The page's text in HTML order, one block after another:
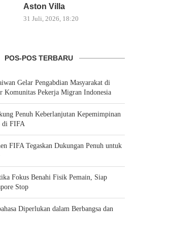
Aston Villa
31 Juli, 2026, 18:20
POS-POS TERBARU
Gelar Pengabdian Masyarakat di
Komunitas Pekerja Migran Indonesia
Penuh Keberlanjutan Kepemimpinan
di FIFA
FIFA Tegaskan Dukungan Penuh untuk
Fokus Benahi Fisik Pemain, Siap
Stop
Diperlukan dalam Berbangsa dan